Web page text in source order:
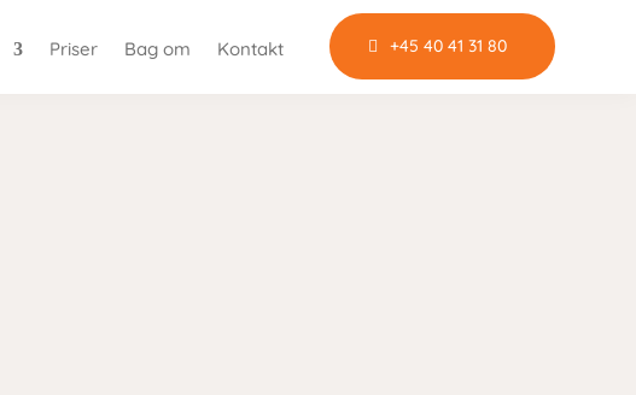
Priser Bag om Kontakt +45 40 41 31 80